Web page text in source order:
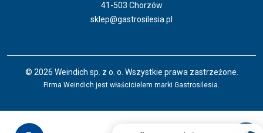
41-503 Chorzów
sklep@gastrosilesia.pl
© 2026 Weindich sp. z o. o. Wszystkie prawa zastrzeżone.
Firma Weindich jest właścicielem marki Gastrosilesia.